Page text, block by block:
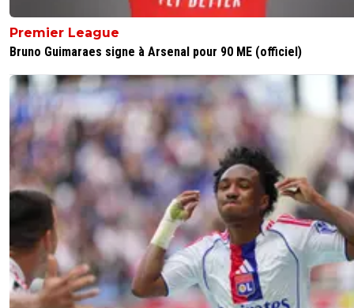
Premier League
Bruno Guimaraes signe à Arsenal pour 90 ME (officiel)